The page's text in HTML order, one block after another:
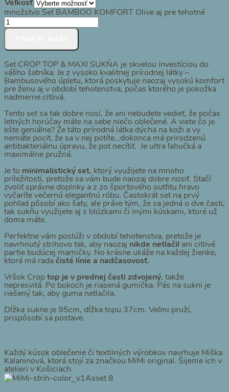
Veľkosť
množstvo Set BAMBOO KOMFORT Olive aj pre tehotné
Set CROP TOP & MAXI SUKŇA je skvelou investíciou do
vášho šatníka. Je z vysoko kvalitnej prírodnej látky –
Bambusového úpletu, ktorá poskytuje naozaj vysokú komfort
pre ženu aj v období tehotenstva, počas ktorého je pokožka
nadmerne citlivá.
Tento set sa tak dobre nosí, že ani nebudete vedieť, že počas
letných horúčav máte na sebe niečo oblečené. A viete čo je
ešte geniálne? Že táto prírodná látka dýcha na koži a vy
nemáte pocit, že sa v nej potíte…dokonca má prirodzenú
antibakteriálnu úpravu, že pot necítiť. Je ultra ľahučká a
maximálne pružná.
Je to minimalistický set, ktorý využijete na mnoho
príležitostí, pretože sa vám bude naozaj dobre nosiť. Stačí
zvoliť správne doplnky a z zo športového outfitu hravo
vyčaríte večernú elegantnú róbu. Častokrát set na prvý
pohľad pôsobí ako šaty, ale práve tým, že sa jedná o dve časti,
tak sukňu využijete aj s blúzkami či inými kúskami, ktoré už
doma máte.
Perfektne vám poslúži v období tehotenstva, pretože je
navrhnutý strihovo tak, aby naozaj nikde netlačil ani citlivé
partie budúcej mamičky. No krásne ukáže na každej žienke,
ktorá má rada čisté línie a nadčasovosť.
Vršok Crop top je v prednej časti zdvojený, takže
nepresvitá. Po bokoch je riasená gumička. Pás na sukni je
riešený tak, aby guma netlačila.
Dĺžka sukne je 95cm, dĺžka topu 37cm. Veľmi pruží,
prispôsobí sa postave.
Každý kúsok oblečenie či textilných výrobkov navrhuje Miška
Kalaninová, ktorá stojí za značkou MiMi original. Šijeme ich v
atelieri v Košiciach.